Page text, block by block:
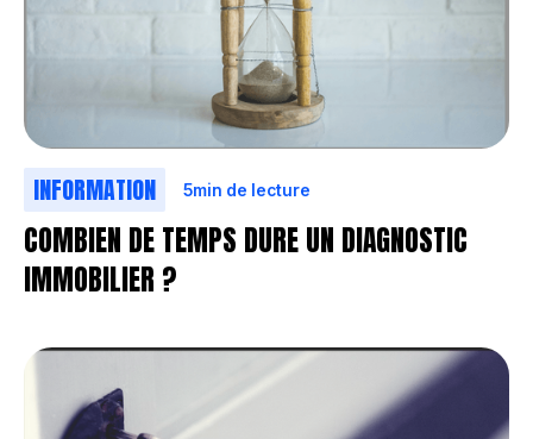
INFORMATION 5min de lecture
COMBIEN DE TEMPS DURE UN DIAGNOSTIC
IMMOBILIER ?